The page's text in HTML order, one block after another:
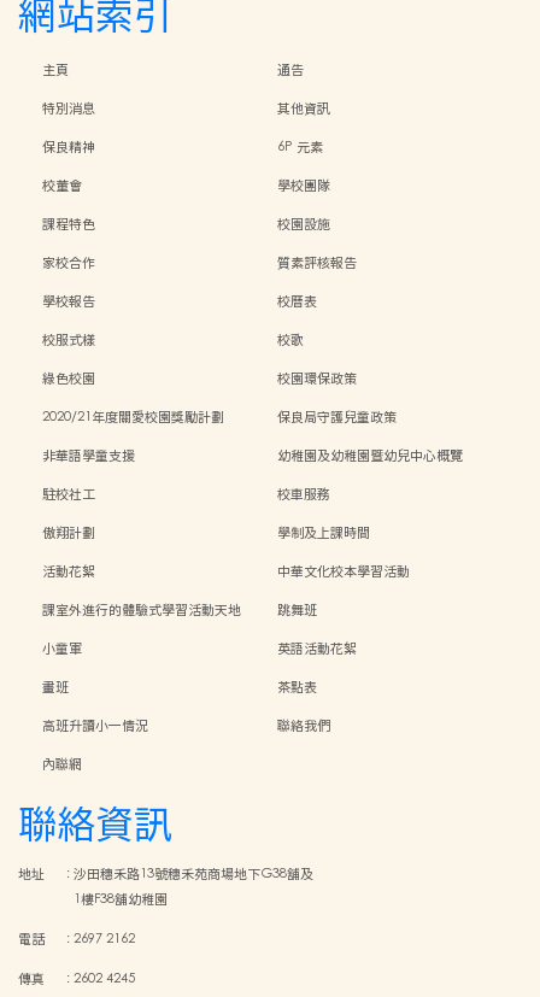
網站索引
主頁
通告
特別消息
其他資訊
保良精神
6P 元素
校董會
學校團隊
課程特色
校園設施
家校合作
質素評核報告
學校報告
校曆表
校服式樣
校歌
綠色校園
校園環保政策
2020/21年度關愛校園獎勵計劃
保良局守護兒童政策
非華語學童支援
幼稚園及幼稚園暨幼兒中心概覽
駐校社工
校車服務
傲翔計劃
學制及上課時間
活動花絮
中華文化校本學習活動
課室外進行的體驗式學習活動天地
跳舞班
小童軍
英語活動花絮
畫班
茶點表
高班升讀小一情況
聯絡我們
內聯網
聯絡資訊
地址 :沙田穗禾路13號穗禾苑商場地下G38舖及
1樓F38舖幼稚園
電話 :2697 2162
傳真 :2602 4245